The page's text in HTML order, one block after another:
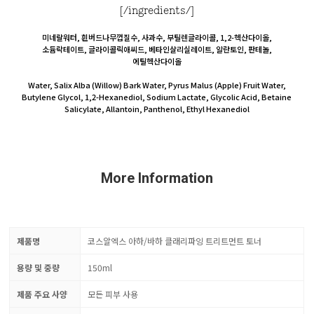
[/ingredients/]
미네랄워터, 흰버드나무껍질수, 사과수, 부틸렌글라이콜, 1,2-헥산다이올,
소듐락테이트, 글라이콜릭애씨드, 베타인살리실레이트, 알란토인, 판테놀,
에틸헥산다이올
Water, Salix Alba (Willow) Bark Water, Pyrus Malus (Apple) Fruit Water,
Butylene Glycol, 1,2-Hexanediol, Sodium Lactate, Glycolic Acid, Betaine
Salicylate, Allantoin, Panthenol, Ethyl Hexanediol
More Information
제품명 코스알엑스 아하/바하 클래리파잉 트리트먼트 토너
용량 및 중량 150ml
제품 주요 사양 모든 피부 사용